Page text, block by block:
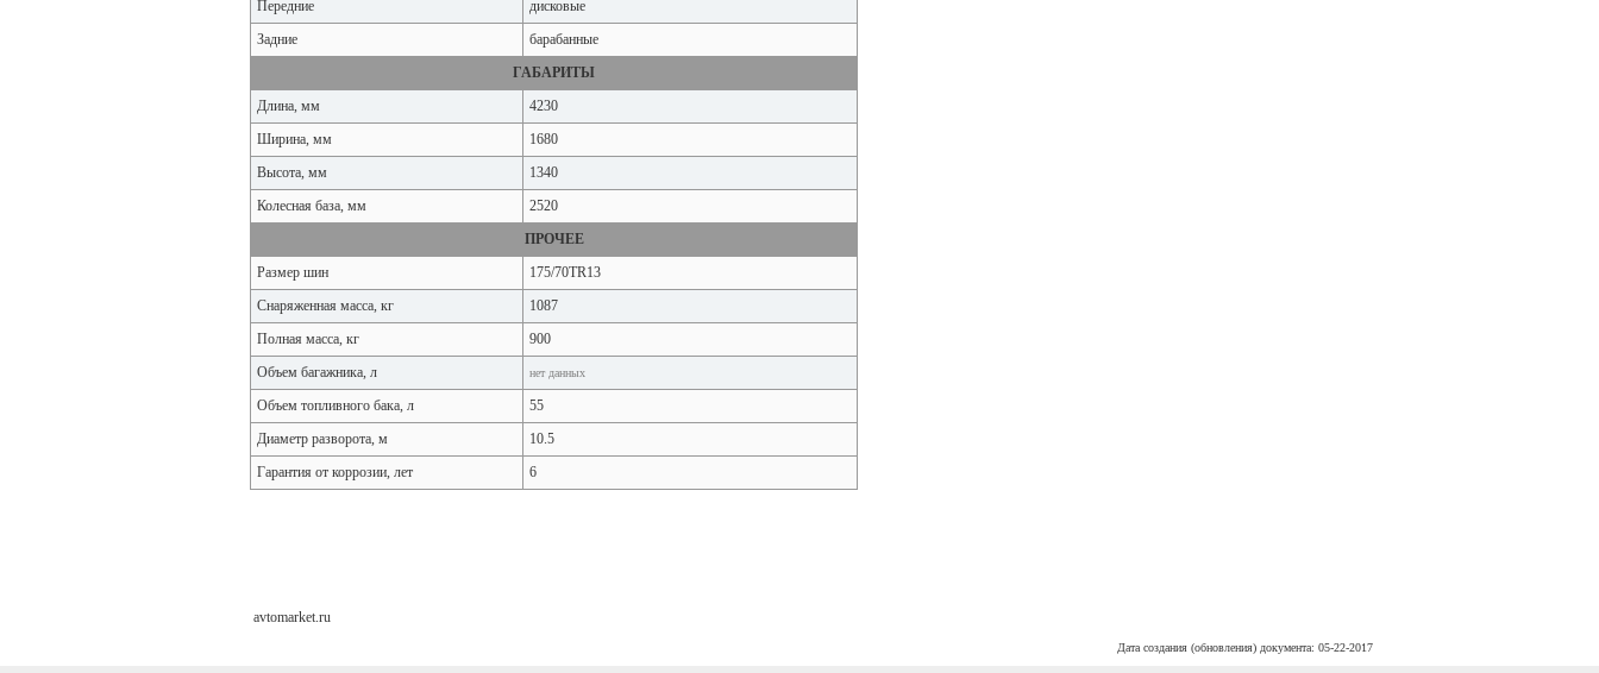
Передние
дисковые
Задние
барабанные
ГАБАРИТЫ
Длина, мм
4230
Ширина, мм
1680
Высота, мм
1340
Колесная база, мм
2520
ПРОЧЕЕ
Размер шин
175/70TR13
Снаряженная масса, кг
1087
Полная масса, кг
900
Объем багажника, л
нет данных
Объем топливного бака, л
55
Диаметр разворота, м
10.5
Гарантия от коррозии, лет
6
avtomarket.ru
Дата создания (обновления) документа: 05-22-2017